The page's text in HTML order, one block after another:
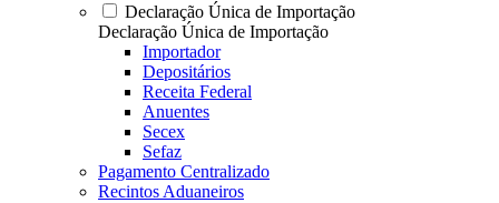
Declaração Única de Importação
Declaração Única de Importação
Importador
Depositários
Receita Federal
Anuentes
Secex
Sefaz
Pagamento Centralizado
Recintos Aduaneiros